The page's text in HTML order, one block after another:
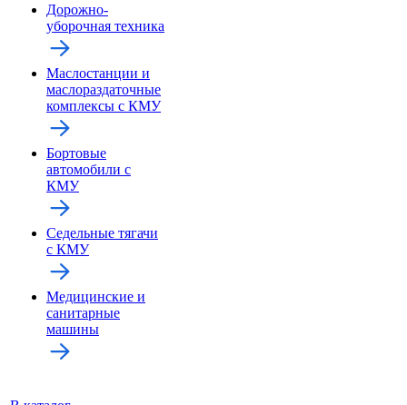
Дорожно-
уборочная техника
Маслостанции и
маслораздаточные
комплексы с КМУ
Бортовые
автомобили с
КМУ
Седельные тягачи
с КМУ
Медицинские и
санитарные
машины